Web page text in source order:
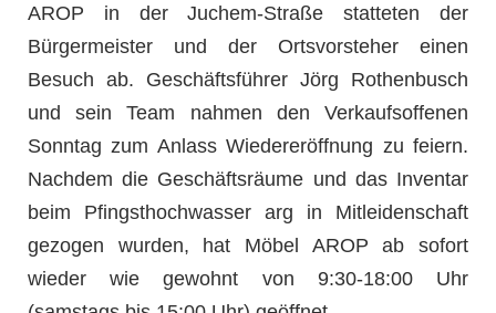
AROP in der Juchem-Straße statteten der
Bürgermeister und der Ortsvorsteher einen
Besuch ab. Geschäftsführer Jörg Rothenbusch
und sein Team nahmen den Verkaufsoffenen
Sonntag zum Anlass Wiedereröffnung zu feiern.
Nachdem die Geschäftsräume und das Inventar
beim Pfingsthochwasser arg in Mitleidenschaft
gezogen wurden, hat Möbel AROP ab sofort
wieder wie gewohnt von 9:30-18:00 Uhr